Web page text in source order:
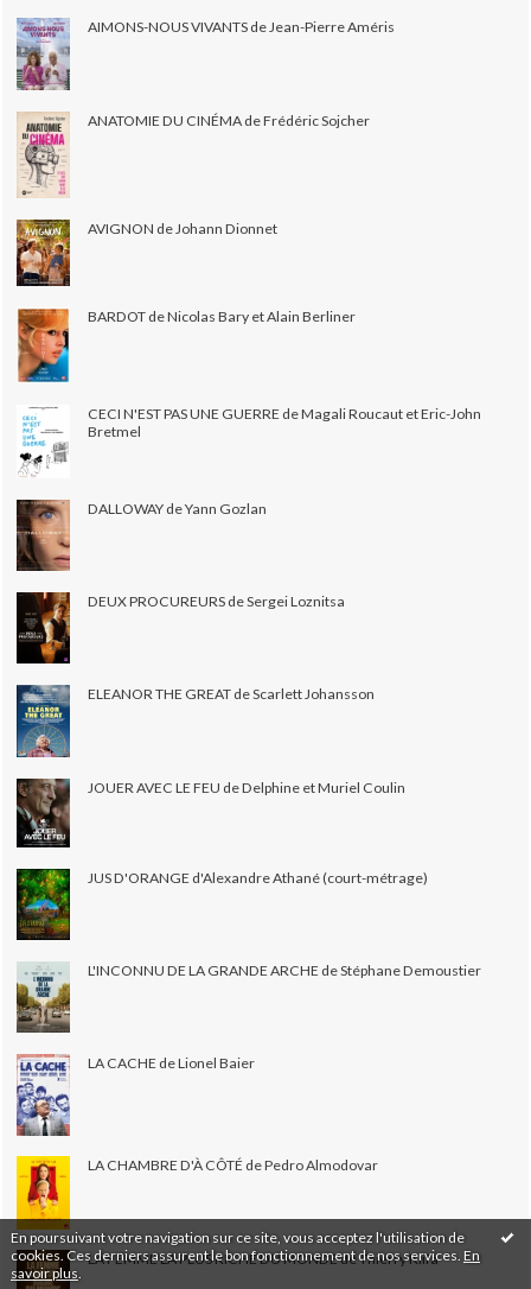
En poursuivant votre navigation sur ce site, vous acceptez l'utilisation de
cookies. Ces derniers assurent le bon fonctionnement de nos services. En
savoir plus
AIMONS-NOUS VIVANTS de Jean-Pierre Améris
ANATOMIE DU CINÉMA de Frédéric Sojcher
AVIGNON de Johann Dionnet
BARDOT de Nicolas Bary et Alain Berliner
CECI N'EST PAS UNE GUERRE de Magali Roucaut et Eric-John
Bretmel
DALLOWAY de Yann Gozlan
DEUX PROCUREURS de Sergei Loznitsa
ELEANOR THE GREAT de Scarlett Johansson
JOUER AVEC LE FEU de Delphine et Muriel Coulin
JUS D'ORANGE d'Alexandre Athané (court-métrage)
L'INCONNU DE LA GRANDE ARCHE de Stéphane Demoustier
LA CACHE de Lionel Baier
LA CHAMBRE D'À CÔTÉ de Pedro Almodovar
LA FEMME LA PLUS RICHE DU MONDE de Thierry Klifa